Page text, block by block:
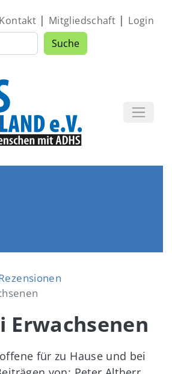
Suche
Kontakt| Mitgliedschaft | Login
Erwachsenen
für zu Hause und bei